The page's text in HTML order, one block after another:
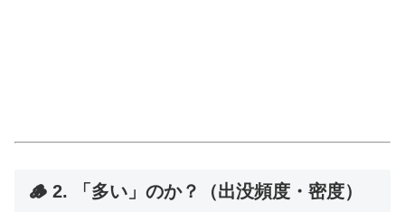
🪵 2. 「多い」のか？（出没頻度・密度）